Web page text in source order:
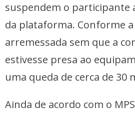
suspendem o participante
da plataforma. Conforme
arremessada sem que a
estivesse presa ao
uma queda de cerca de 30
Ainda de acordo com o